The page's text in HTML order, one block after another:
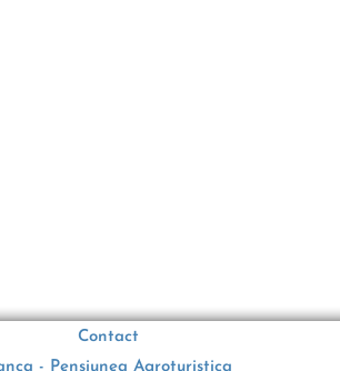
Contact
- Pensiunea Agroturistica